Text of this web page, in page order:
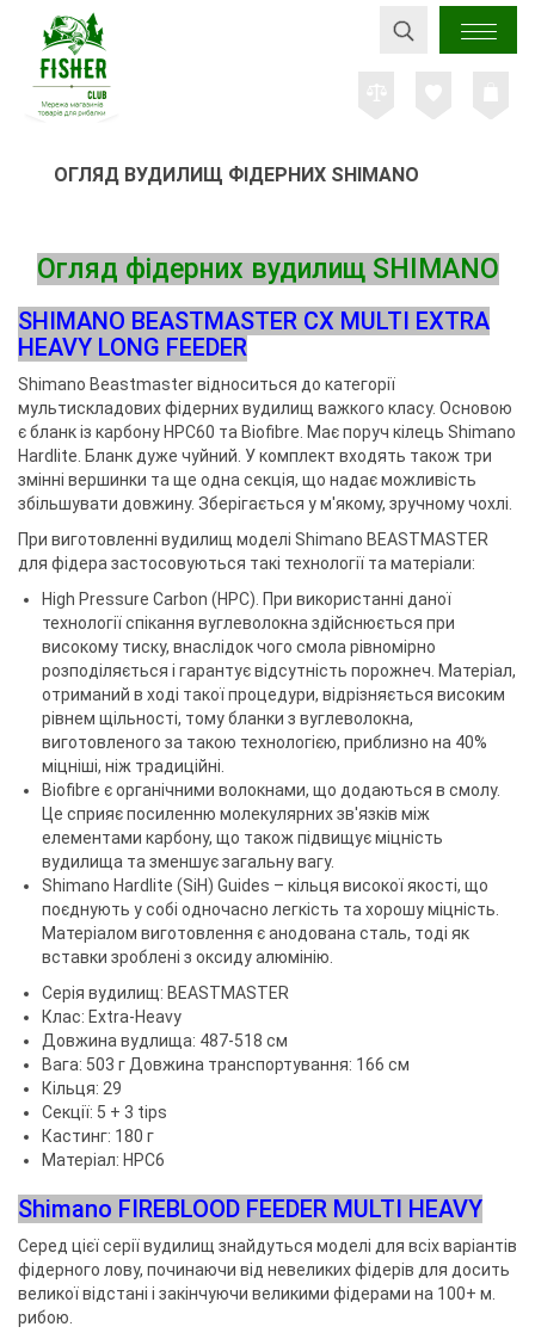
ОГЛЯД ВУДИЛИЩ ФІДЕРНИХ SHIMANO
Огляд фідерних вудилищ SHIMANO
SHIMANO BEASTMASTER CX MULTI EXTRA
HEAVY LONG FEEDER
Shimano Beastmaster відноситься до категорії
мультискладових фідерних вудилищ важкого класу. Основою
є бланк із карбону HPC60 та Biofibre. Має поруч кілець Shimano
Hardlite. Бланк дуже чуйний. У комплект входять також три
змінні вершинки та ще одна секція, що надає можливість
збільшувати довжину. Зберігається у м'якому, зручному чохлі.
При виготовленні вудилищ моделі Shimano BEASTMASTER
для фідера застосовуються такі технології та матеріали:
High Pressure Carbon (HPC). При використанні даної
технології спікання вуглеволокна здійснюється при
високому тиску, внаслідок чого смола рівномірно
розподіляється і гарантує відсутність порожнеч. Матеріал,
отриманий в ході такої процедури, відрізняється високим
рівнем щільності, тому бланки з вуглеволокна,
виготовленого за такою технологією, приблизно на 40%
міцніші, ніж традиційні.
Biofibre є органічними волокнами, що додаються в смолу.
Це сприяє посиленню молекулярних зв'язків між
елементами карбону, що також підвищує міцність
вудилища та зменшує загальну вагу.
Shimano Hardlite (SiH) Guides – кільця високої якості, що
поєднують у собі одночасно легкість та хорошу міцність.
Матеріалом виготовлення є анодована сталь, тоді як
вставки зроблені з оксиду алюмінію.
Серія вудилищ: BEASTMASTER
Клас: Extra-Heavy
Довжина вудлища: 487-518 см
Вага: 503 г Довжина транспортування: 166 см
Кільця: 29
Секції: 5 + 3 tips
Кастинг: 180 г
Матеріал: HPC6
Shimano FIREBLOOD FEEDER MULTI HEAVY
Серед цієї серії вудилищ знайдуться моделі для всіх варіантів
фідерного лову, починаючи від невеликих фідерів для досить
великої відстані і закінчуючи великими фідерами на 100+ м.
рибою.